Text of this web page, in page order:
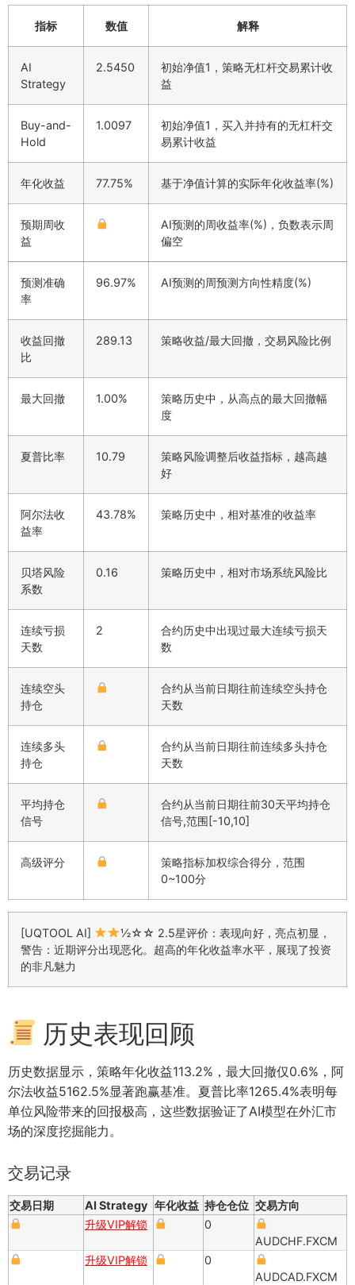
指标 数值 解释
AI
Strategy
2.5450
初始净值1，策略无杠杆交易累计收
益
Buy-and-
Hold
1.0097
初始净值1，买入并持有的无杠杆交
易累计收益
年化收益 77.75% 基于净值计算的实际年化收益率(%)
预期周收
益
AI预测的周收益率(%)，负数表示周
偏空
预测准确
率
96.97% AI预测的周预测方向性精度(%)
收益回撤
比
289.13 策略收益/最大回撤，交易风险比例
最大回撤 1.00%
策略历史中，从高点的最大回撤幅
度
夏普比率 10.79
策略风险调整后收益指标，越高越
好
阿尔法收
益率
43.78% 策略历史中，相对基准的收益率
贝塔风险
系数
0.16 策略历史中，相对市场系统风险比
连续亏损
天数
2
合约历史中出现过最大连续亏损天
数
连续空头
持仓
合约从当前日期往前连续空头持仓
天数
连续多头
持仓
合约从当前日期往前连续多头持仓
天数
平均持仓
信号
合约从当前日期往前30天平均持仓
信号,范围[-10,10]
高级评分
策略指标加权综合得分，范围
0~100分
[UQTOOL AI]
½☆☆ 2.5星评价：表现向好，亮点初显，
警告：近期评分出现恶化。超高的年化收益率水平，展现了投资
的非凡魅力
历史表现回顾
历史数据显示，策略年化收益113.2%，最大回撤仅0.6%，阿
尔法收益5162.5%显著跑赢基准。夏普比率1265.4%表明每
单位风险带来的回报极高，这些数据验证了AI模型在外汇市
场的深度挖掘能力。
交易记录
交易日期 AI Strategy 年化收益 持仓仓位 交易方向
升级VIP解锁
0
AUDCHF.FXCM
升级VIP解锁
0
AUDCAD.FXCM